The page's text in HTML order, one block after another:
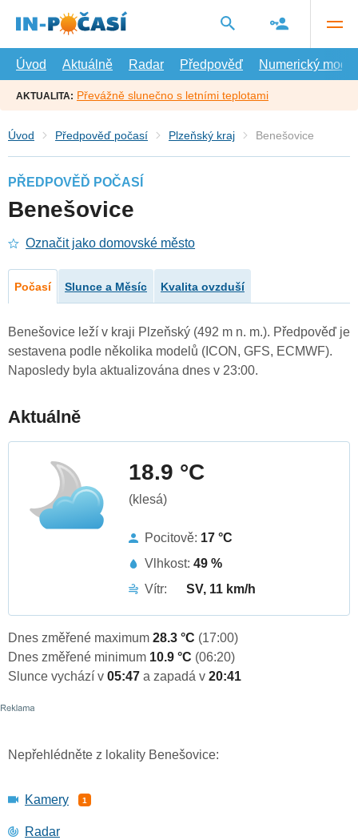
hlavní
Úvod
Aktuálně Radar Předpověď Numerický model
AKTUALITA: Převážně slunečno s letními teplotami
Úvod Předpověď počasí Plzeňský kraj Benešovice
PŘEDPOVĚĎ POČASÍ
Benešovice
Označit jako domovské město
Počasí Slunce a Měsíc Kvalita ovzduší
Benešovice leží v kraji Plzeňský (492 m n. m.). Předpověď je
sestavena podle několika modelů (ICON, GFS, ECMWF).
Naposledy byla aktualizována dnes v 23:00.
Aktuálně
18.9 °C
(klesá)
Pocitově: 17 °C
Vlhkost: 49 %
Vítr:
SV, 11 km/h
Dnes změřené maximum 28.3 °C (17:00)
Dnes změřené minimum 10.9 °C (06:20)
Slunce vychází v 05:47 a zapadá v 20:41
Nepřehlédněte z lokality Benešovice:
Kamery 1
Radar